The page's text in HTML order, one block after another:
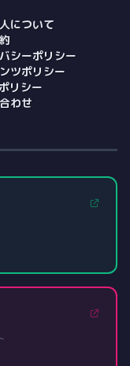
について
シーポリシー
ツポリシー
リシー
わせ